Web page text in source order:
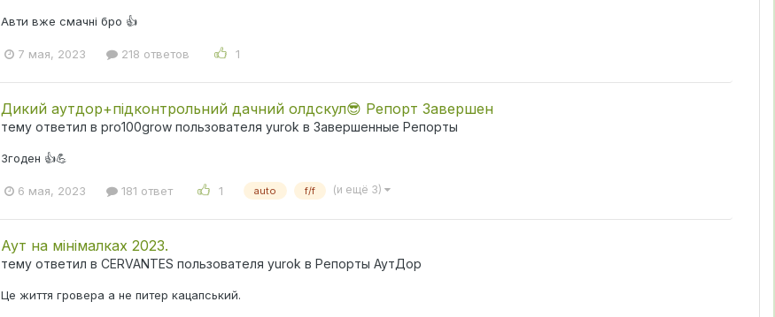
Авти вже смачні бро 👍
7 мая, 2023 218 ответов 1
Дикий аутдор+підконтрольний дачний олдскул😎 Репорт Завершен
тему ответил в pro100grow пользователя yurok в Завершенные Репорты
Згоден 👍💪
6 мая, 2023 181 ответ 1 auto f/f (и ещё 3)
Аут на мінімалках 2023.
тему ответил в CERVANTES пользователя yurok в Репорты АутДор
Це життя гровера а не питер кацапський.